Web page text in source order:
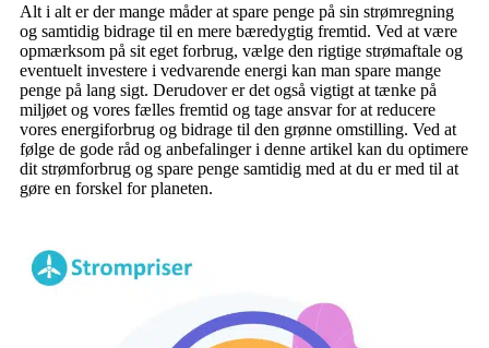
Alt i alt er der mange måder at spare penge på sin strømregning
og samtidig bidrage til en mere bæredygtig fremtid. Ved at være
opmærksom på sit eget forbrug, vælge den rigtige strømaftale og
eventuelt investere i vedvarende energi kan man spare mange
penge på lang sigt. Derudover er det også vigtigt at tænke på
miljøet og vores fælles fremtid og tage ansvar for at reducere
vores energiforbrug og bidrage til den grønne omstilling. Ved at
følge de gode råd og anbefalinger i denne artikel kan du optimere
dit strømforbrug og spare penge samtidig med at du er med til at
gøre en forskel for planeten.